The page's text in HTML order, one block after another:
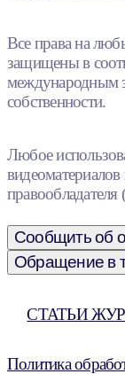
Все права на
защищены в
международным
собственности.
Любое
Сообщить об
Обращение в
СТАТЬИ
Политика